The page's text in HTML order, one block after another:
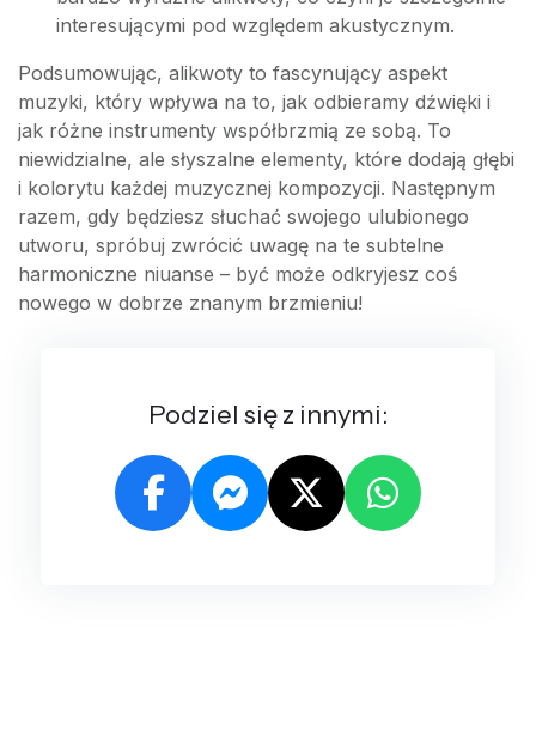
interesującymi pod względem akustycznym.
Podsumowując, alikwoty to fascynujący aspekt
muzyki, który wpływa na to, jak odbieramy dźwięki i
jak różne instrumenty współbrzmią ze sobą. To
niewidzialne, ale słyszalne elementy, które dodają głębi
i kolorytu każdej muzycznej kompozycji. Następnym
razem, gdy będziesz słuchać swojego ulubionego
utworu, spróbuj zwrócić uwagę na te subtelne
harmoniczne niuanse – być może odkryjesz coś
nowego w dobrze znanym brzmieniu!
Podziel się z innymi: